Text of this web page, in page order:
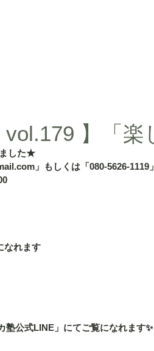
vol.179 】「楽
した★
」もしくは「080-5626-1119
なれます
塾公式LINE」にてご覧になれます✨